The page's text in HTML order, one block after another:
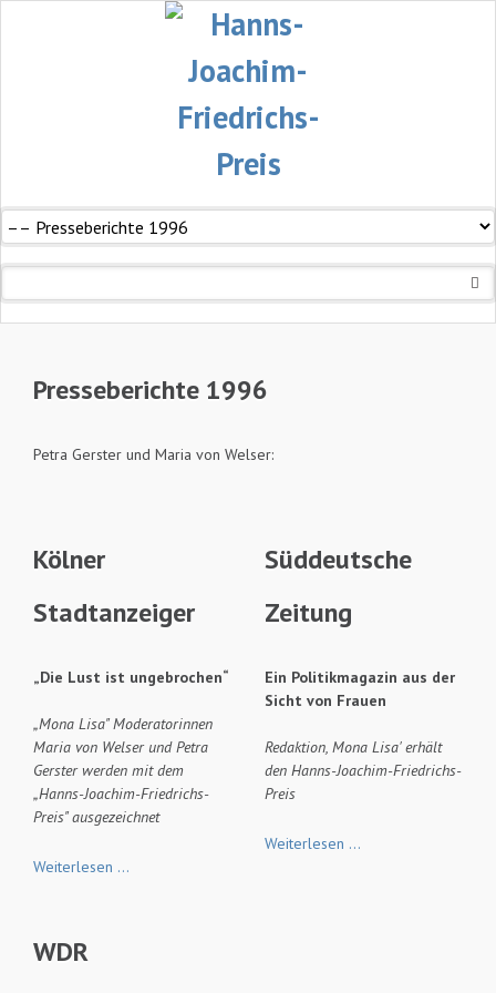
überspringen
Presseberichte 1996
Petra Gerster und Maria von Welser:
Kölner
Stadtanzeiger
„Die Lust ist ungebrochen“
„Mona Lisa" Moderatorinnen
Maria von Welser und Petra
Gerster werden mit dem
„Hanns-Joachim-Friedrichs-
Preis" ausgezeichnet
Weiterlesen …Kölner
Süddeutsche
Zeitung
Ein Politikmagazin aus der
Sicht von Frauen
Redaktion, Mona Lisa' erhält
den Hanns-Joachim-Friedrichs-
Preis
Weiterlesen …Süddeutsche
WDR